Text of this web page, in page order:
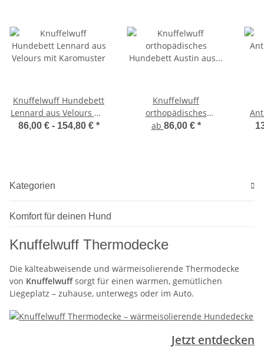
Knuffelwuff Hundebett
Lennard aus Velours mit
Karomuster
86,00 € - 154,80 € *
Knuffelwuff
orthopädisches
Hundebett Austin aus
ab 86,00 € *
Kategorien
Komfort für deinen Hund
Knuffelwuff Thermodecke
Die kälteabweisende und wärmeisolierende Thermodecke
von Knuffelwuffsorgt für einen warmen, gemütlichen
Liegeplatz – zuhause, unterwegs oder im Auto.
Jetzt entdecken